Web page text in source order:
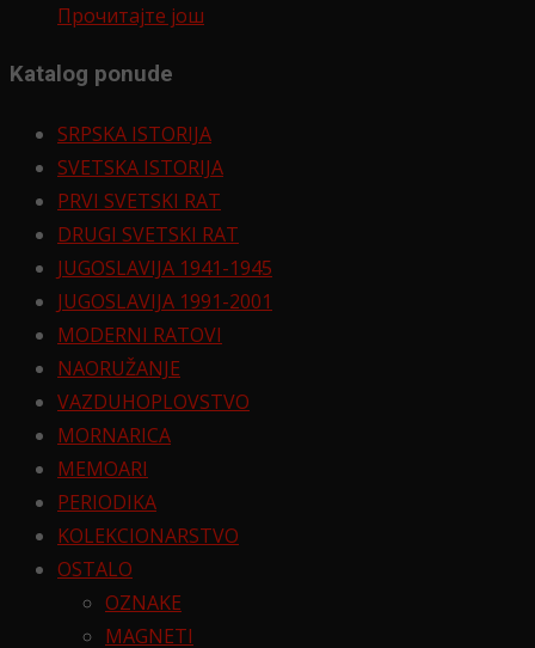
Прочитајте још
Katalog ponude
SRPSKA ISTORIJA
SVETSKA ISTORIJA
PRVI SVETSKI RAT
DRUGI SVETSKI RAT
JUGOSLAVIJA 1941-1945
JUGOSLAVIJA 1991-2001
MODERNI RATOVI
NAORUŽANJE
VAZDUHOPLOVSTVO
MORNARICA
MEMOARI
PERIODIKA
KOLEKCIONARSTVO
OSTALO
OZNAKE
MAGNETI